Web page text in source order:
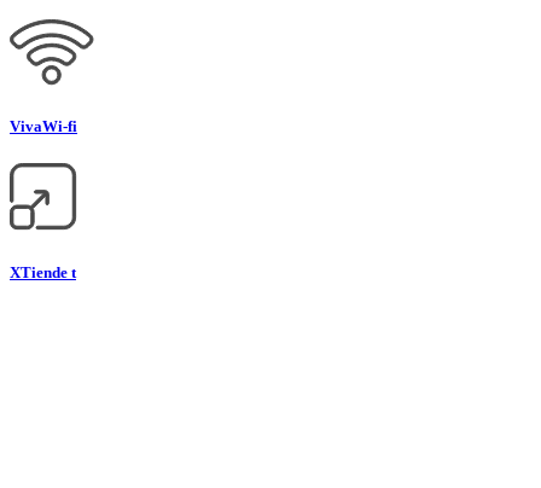
VivaWi-fi
XTiende t